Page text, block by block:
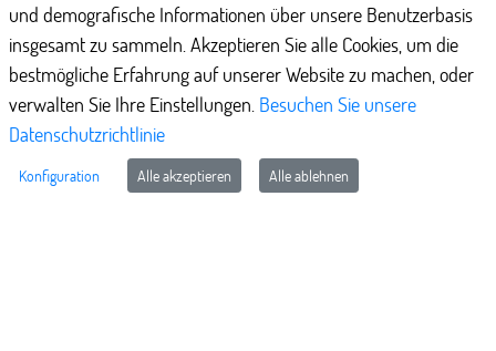
Bankverbindung
Barrierefreiheit
Datenschutz
FAQ - häufig gestellte Fragen
Kontaktformular
und demografische Informationen über unsere Benutzerbasis
insgesamt zu sammeln. Akzeptieren Sie alle Cookies, um die
bestmögliche Erfahrung auf unserer Website zu machen, oder
verwalten Sie Ihre Einstellungen. Besuchen Sie unsere
Datenschutzrichtlinie
Konfiguration Alle akzeptieren Alle ablehnen